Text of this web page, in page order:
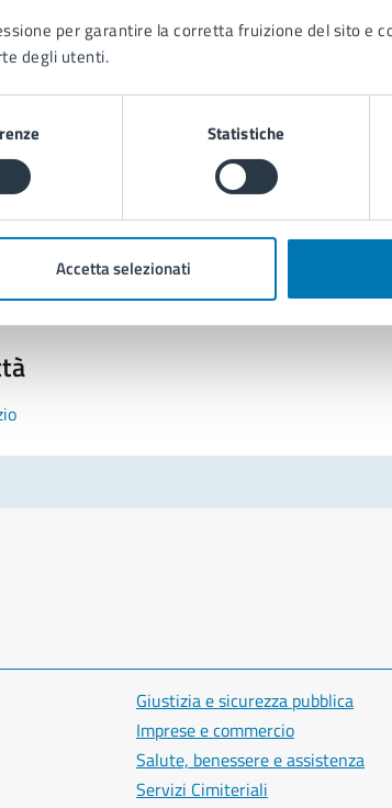
per garantire la corretta fruizione del sito e
degli utenti.
Statistiche
Accetta selezionati
frequenti
Giustizia e sicurezza pubblica
Imprese e commercio
Salute, benessere e assistenza
Servizi Cimiteriali